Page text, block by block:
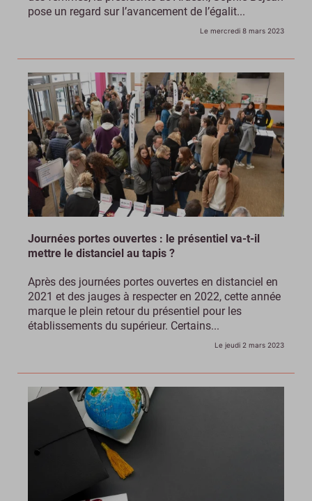
pose un regard sur l’avancement de l’égalit...
Le mercredi 8 mars 2023
Journées portes ouvertes : le présentiel va-t-il
mettre le distanciel au tapis ?
Après des journées portes ouvertes en distanciel en
2021 et des jauges à respecter en 2022, cette année
marque le plein retour du présentiel pour les
établissements du supérieur. Certains...
Le jeudi 2 mars 2023